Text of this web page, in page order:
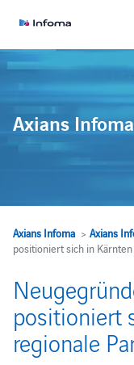
Axians
Axians Infoma> Axians
positioniert sich in
positioniert
regionale